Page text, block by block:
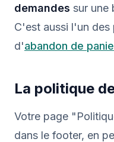
demandes sur une
C'est aussi l'un des
d'abandon de
La politique
Votre page
dans le footer, en